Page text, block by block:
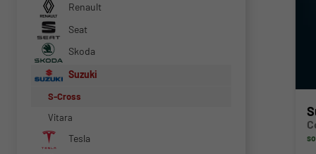
Renault
Seat
Skoda
Suzuki
S-Cross
Vitara
Tesla